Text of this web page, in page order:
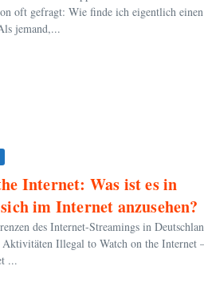
oft gefragt: Wie finde ich eigentlich einen
jemand,...
Internet: Was ist es in
im Internet anzusehen?
des Internet-Streamings in
Aktivitäten Illegal to Watch on the Internet
...